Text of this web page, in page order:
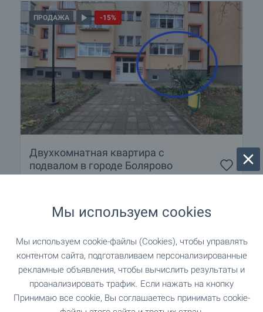
ПРОДАЖА -15%
Двухкомнатная квартира с
подвалом в городе Болярово
32 000
2
Тип имущества:
Габриела Гечева
Риэлтор, Елхово
Мы используем cookies
Мы используем cookie-файлы (Cookies), чтобы управлять
контентом сайта, подготавливаем персонализированные
рекламные объявления, чтобы вычислить результаты и
проанализировать трафик. Если нажать на кнопку
Принимаю все cookie, Вы соглашаетесь принимать cookie-